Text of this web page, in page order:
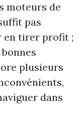
moteurs de
pas
en tirer profit ;
plusieurs
dans